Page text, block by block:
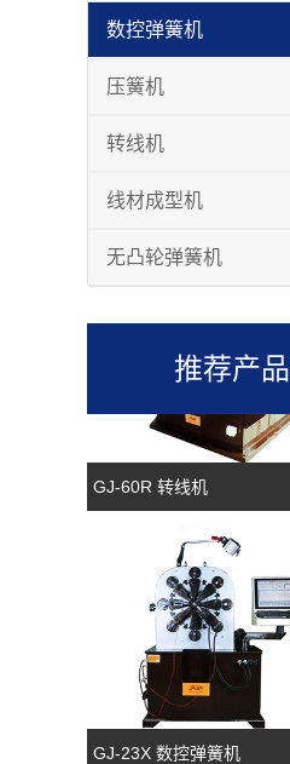
数控弹簧机
压簧机
转线机
线材成型机
无凸轮弹簧机
推荐产品
GJ-60R 转线机
GJ-23X 数控弹簧机